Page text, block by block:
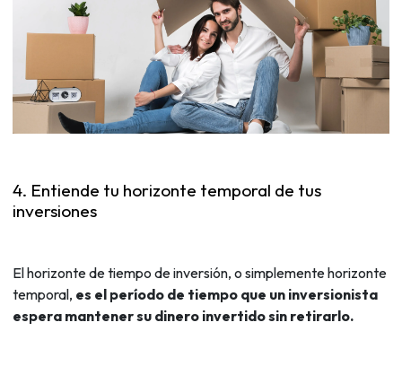
4. Entiende tu horizonte temporal de tus
inversiones
El horizonte de tiempo de inversión, o simplemente horizonte
temporal, es el período de tiempo que un inversionista
espera mantener su dinero invertido sin retirarlo.